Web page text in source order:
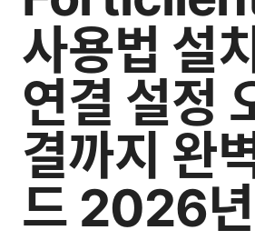
사용법 설
연결 설정
결까지 완
드 2026